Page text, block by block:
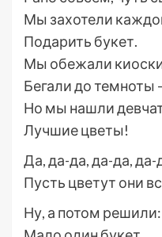
Мы захотели
Подарить букет.
Мы обежали
Бегали до темноты
Но мы нашли
Лучшие цветы!
Да, да-да, да-да, да-
Пусть цветут они
Ну, а потом решили: